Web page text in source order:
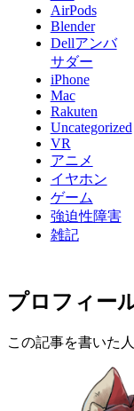
AirPods
Blender
Dellアンバ
サダー
iPhone
Mac
Rakuten
Uncategorized
VR
アニメ
イヤホン
ゲーム
強迫性障害
雑記
プロフィー
この記事を書いた人